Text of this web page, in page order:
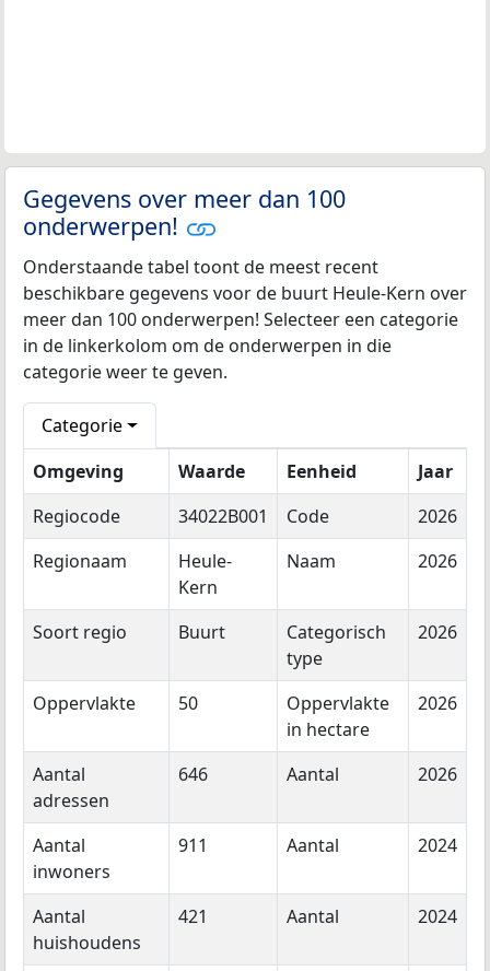
Gegevens over meer dan 100
onderwerpen!
Onderstaande tabel toont de meest recent
beschikbare gegevens voor de buurt Heule-Kern over
meer dan 100 onderwerpen! Selecteer een categorie
in de linkerkolom om de onderwerpen in die
categorie weer te geven.
Categorie
Omgeving
Waarde Eenheid
Jaar
Regiocode
34022B001 Code
2026
Regionaam
Heule-
Kern
Naam 2026
Soort regio Buurt
Categorisch
type
2026
Oppervlakte 50
Oppervlakte
in hectare
2026
Aantal
adressen
646 Aantal 2026
Aantal
inwoners
911 Aantal 2024
Aantal
huishoudens
421 Aantal 2024